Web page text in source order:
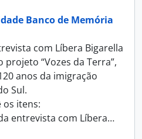
Banco de Memória
com Líbera Bigarella
“Vozes da Terra”,
anos da imigração
Sul.
os itens:
entrevista com Líbera…